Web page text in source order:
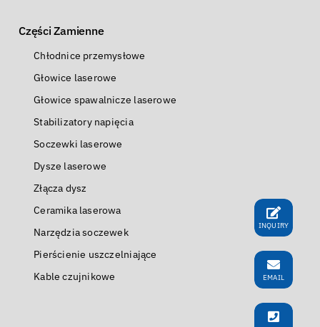
Części Zamienne
Chłodnice przemysłowe
Głowice laserowe
Głowice spawalnicze laserowe
Stabilizatory napięcia
Soczewki laserowe
Dysze laserowe
Złącza dysz
Ceramika laserowa
Narzędzia soczewek
Pierścienie uszczelniające
Kable czujnikowe
INQUIRY
EMAIL